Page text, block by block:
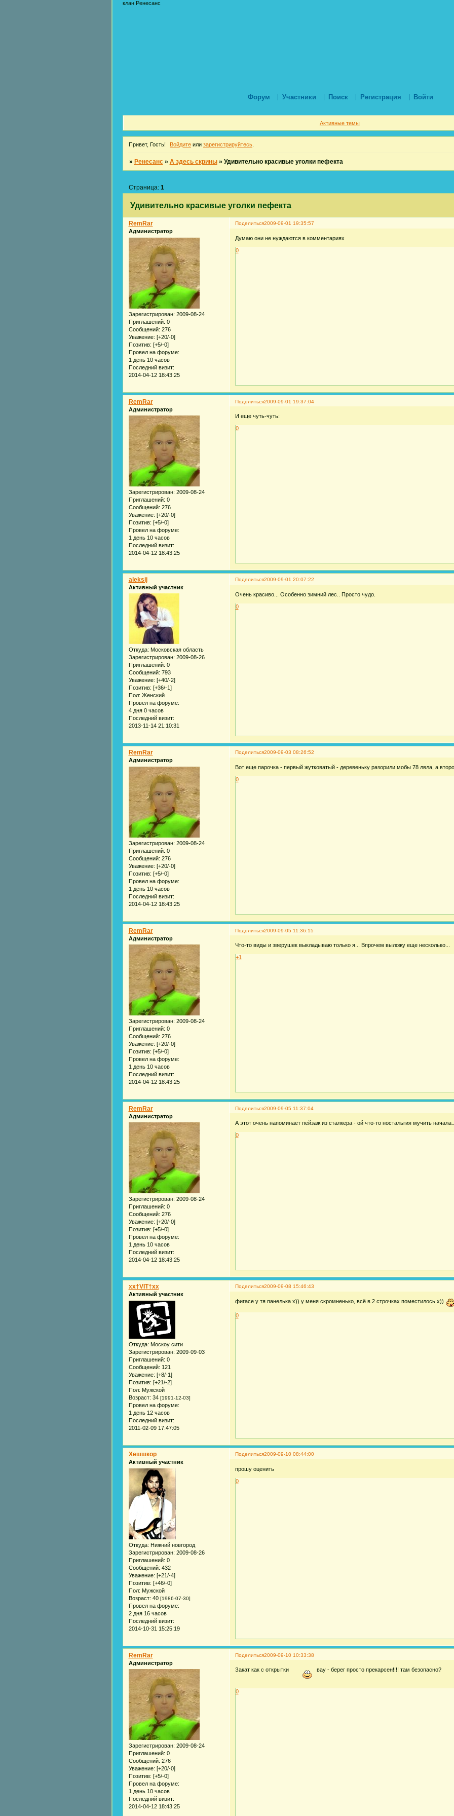
клан Ренесанс
Форум Участники Поиск Регистрация Войти
Активные темы
Привет, Гость! Войдите или зарегистрируйтесь
» Ренесанс » А здесь скрины » Удивительно красивые уголки пефекта
Удивительно красивые уголки пефекта
Страница: 1
Поделиться2009-09-01 19:35:57
RemRar
Администратор
Зарегистрирован: 2009-08-24
Приглашений: 0
Сообщений: 276
Уважение: [+20/-0]
Позитив: [+5/-0]
Провел на форуме:
1 день 10 часов
Последний визит:
2014-04-12 18:43:25
Думаю они не нуждаются в комментариях
0
Поделиться2009-09-01 19:37:04
RemRar
Администратор
Зарегистрирован: 2009-08-24
Приглашений: 0
Сообщений: 276
Уважение: [+20/-0]
Позитив: [+5/-0]
Провел на форуме:
1 день 10 часов
Последний визит:
2014-04-12 18:43:25
И еще чуть-чуть:
0
Поделиться2009-09-01 20:07:22
aleksij
Активный участник
Откуда: Московская область
Зарегистрирован: 2009-08-26
Приглашений: 0
Сообщений: 793
Уважение: [+40/-2]
Позитив: [+36/-1]
Пол: Женский
Провел на форуме:
4 дня 0 часов
Последний визит:
2013-11-14 21:10:31
Очень красиво... Особенно зимний лес.. Просто чудо.
0
Поделиться2009-09-03 08:26:52
RemRar
Администратор
Зарегистрирован: 2009-08-24
Приглашений: 0
Сообщений: 276
Уважение: [+20/-0]
Позитив: [+5/-0]
Провел на форуме:
1 день 10 часов
Последний визит:
2014-04-12 18:43:25
Вот еще парочка - первый жутковатый - деревеньку разорили мобы 78 лвла, а
0
Поделиться2009-09-05 11:36:15
RemRar
Администратор
Зарегистрирован: 2009-08-24
Приглашений: 0
Сообщений: 276
Уважение: [+20/-0]
Позитив: [+5/-0]
Провел на форуме:
1 день 10 часов
Последний визит:
2014-04-12 18:43:25
Что-то виды и зверушек выкладываю только я... Впрочем выложу еще несколько...
+1
Поделиться2009-09-05 11:37:04
RemRar
Администратор
Зарегистрирован: 2009-08-24
Приглашений: 0
Сообщений: 276
Уважение: [+20/-0]
Позитив: [+5/-0]
Провел на форуме:
1 день 10 часов
Последний визит:
2014-04-12 18:43:25
А этот очень напоминает пейзаж из сталкера - ой что-то ностальгия мучить
0
Поделиться2009-09-08 15:46:43
xx†VIT†xx
Активный участник
Откуда: Москоу сити
Зарегистрирован: 2009-09-03
Приглашений: 0
Сообщений: 121
Уважение: [+8/-1]
Позитив: [+21/-2]
Пол: Мужской
Возраст: 34 [1991-12-03]
Провел на форуме:
1 день 12 часов
Последний визит:
2011-02-09 17:47:05
фигасе у тя панелька х)) у меня скромненько, всё в 2 строчках поместилось х))
0
Поделиться2009-09-10 08:44:00
Хешшкор
Активный участник
Откуда: Нижний новгород
Зарегистрирован: 2009-08-26
Приглашений: 0
Сообщений: 432
Уважение: [+21/-4]
Позитив: [+46/-0]
Пол: Мужской
Возраст: 40 [1986-07-30]
Провел на форуме:
2 дня 16 часов
Последний визит:
2014-10-31 15:25:19
прошу оценить
0
Поделиться2009-09-10 10:33:38
RemRar
Администратор
Зарегистрирован: 2009-08-24
Приглашений: 0
Сообщений: 276
Уважение: [+20/-0]
Позитив: [+5/-0]
Провел на форуме:
1 день 10 часов
Последний визит:
2014-04-12 18:43:25
Закат как с открытки вау - берег просто прекарсен!!!! там безопасно?
0